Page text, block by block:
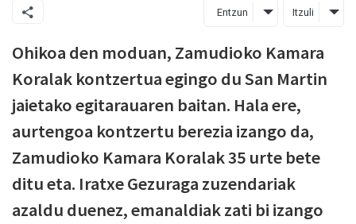
Entzun Itzuli
Ohikoa den moduan, Zamudioko Kamara
Koralak kontzertua egingo du San Martin
jaietako egitarauaren baitan. Hala ere,
aurtengoa kontzertu berezia izango da,
Zamudioko Kamara Koralak 35 urte bete
ditu eta. Iratxe Gezuraga zuzendariak
azaldu duenez, emanaldiak zati bi izango